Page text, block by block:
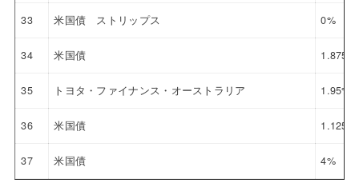
33 米国債 ストリップス 0%
34 米国債 1.875%
35 トヨタ・ファイナンス・オーストラリア 1.95%
36 米国債 1.125%
37 米国債 4%